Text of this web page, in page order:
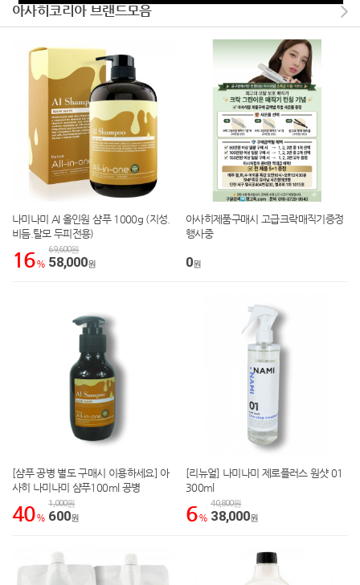
아사히코리아 브랜드모음
나미나미 AI 올인원 샴푸 1000g (지성.
비듬.탈모 두피전용)
16 %
69,600원
58,000원
아사히제품구매시 고급크락매직기증정
행사중
0원
[샴푸 공병 별도 구매시 이용하세요] 아
사히 나미나미 샴푸100ml 공병
40 %
1,000원
600원
[리뉴얼] 나미나미 제로플러스 원샷 01
300ml
6 %
40,800원
38,000원